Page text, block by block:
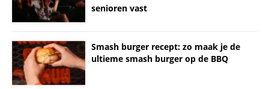
senioren vast
Smash burger recept: zo maak je de
ultieme smash burger op de BBQ